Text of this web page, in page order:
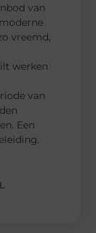
van
vreemd,
werken
van
Een